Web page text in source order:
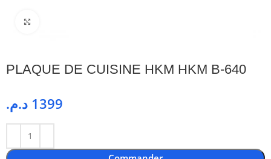
PLAQUE DE CUISINE HKM HKM B-640
1399 د.م.